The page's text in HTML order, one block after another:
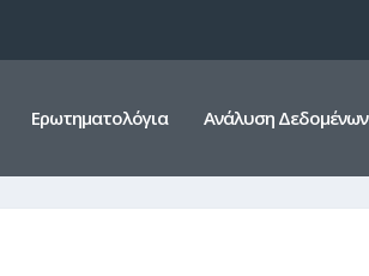
Ερωτηματολόγια Ανάλυση Δεδομένων